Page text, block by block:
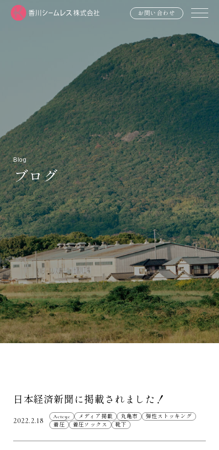
お問い合わせ
Blog
ブログ
日本経済新聞に掲載されました！
2022.2.18 Actcyc メディア掲載 丸亀市
弾性ストッキング
着圧
着圧ソックス 靴下